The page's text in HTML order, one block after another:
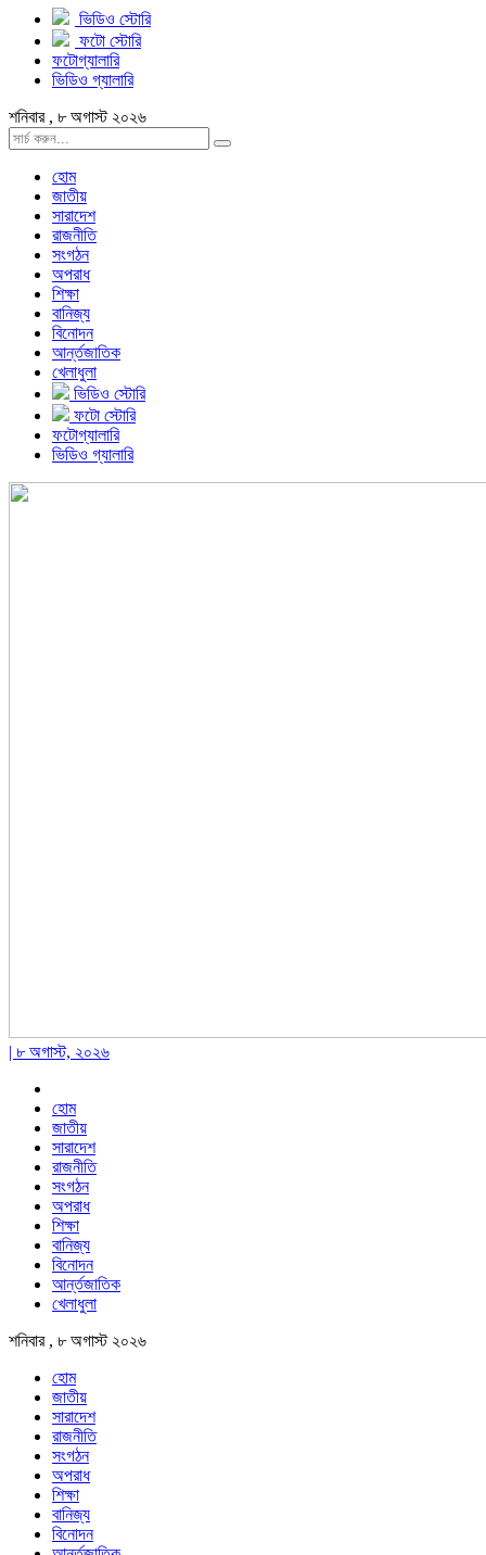
ভিডিও স্টোরি
ফটো স্টোরি
ফটোগ্যালারি
ভিডিও গ্যালারি
শনিবার , ৮ অগাস্ট ২০২৬
হোম
জাতীয়
সারাদেশ
রাজনীতি
সংগঠন
অপরাধ
শিক্ষা
বানিজ্য
বিনোদন
আর্ন্তজাতিক
খেলাধুলা
ভিডিও স্টোরি
ফটো স্টোরি
ফটোগ্যালারি
ভিডিও গ্যালারি
| ৮ অগাস্ট, ২০২৬
হোম
জাতীয়
সারাদেশ
রাজনীতি
সংগঠন
অপরাধ
শিক্ষা
বানিজ্য
বিনোদন
আর্ন্তজাতিক
খেলাধুলা
শনিবার , ৮ অগাস্ট ২০২৬
হোম
জাতীয়
সারাদেশ
রাজনীতি
সংগঠন
অপরাধ
শিক্ষা
বানিজ্য
বিনোদন